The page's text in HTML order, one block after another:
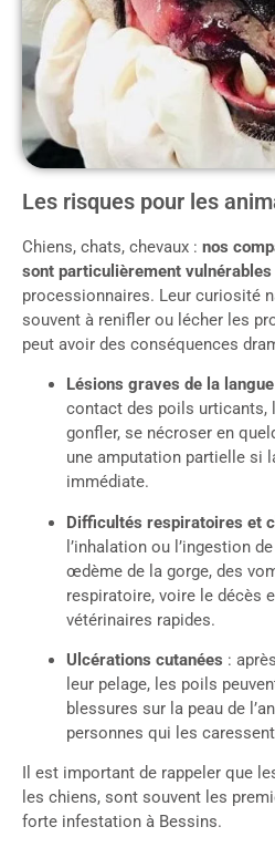
Les risques pour les
Chiens, chats, chevaux : nos
sont particulièrement vulnérables
processionnaires. Leur curiosité
souvent à renifler ou lécher les
peut avoir des conséquences
Lésions graves de la
contact des poils urticants,
gonfler, se nécroser en
une amputation partielle si
immédiate.
Difficultés respiratoires et
l’inhalation ou l’ingestion
œdème de la gorge, des
respiratoire, voire le décès
vétérinaires rapides.
Ulcérations cutanées :
leur pelage, les poils
blessures sur la peau de
personnes qui les
Il est important de rappeler que
les chiens, sont souvent les
forte infestation à Bessins.